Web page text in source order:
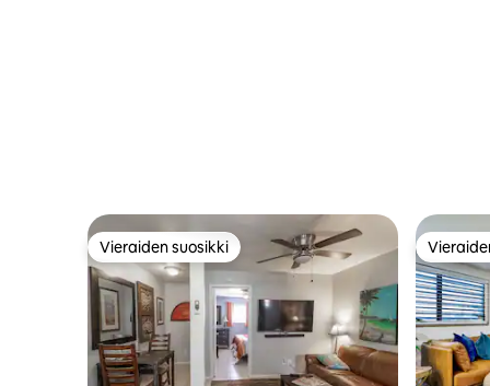
Vieraiden suosikki
Vieraiden suosikki